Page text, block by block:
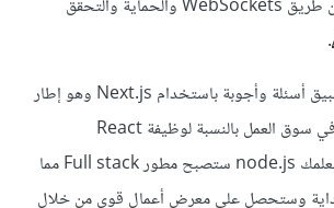
الحسابات والتواصل عن طريق WebSockets والحماية والتحقق
وأيضًا ستقوم ببناء تطبيق أسئلة وأجوبة باستخدام Next.js وهو إطار
مطلوب بشكل أساسي في سوق العمل بالنسبة لوظيفة React
developer وأيضًا بتعلمك node.js ستصبح مطور Full stack مما
وستحصل على معرض أعمال قوي من خلال